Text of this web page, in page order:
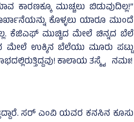
ಮುಚ್ಚಲು ಬಿಡುವುದಿಲ್ಲ!”
ಕೊಳ್ಳಲು ಯಾರೂ ಮುಂದೆ
ಕೆಜಿಎಫ್ ಮುಚ್ಚಿದ ಮೇಲೆ ಚಿನ್ನದ ಬೆಲೆ
ಮೇಲೆ ಉಕ್ಕಿನ ಬೆಲೆಯು ಮೂರು ಪಟ್ಟು
ಕಾಲಾಯ ತಸ್ಮೈ ನಮಃ!
ಸರ್ ಎಂವಿ ಯವರ ಕನಸಿನ ಕೂಸು